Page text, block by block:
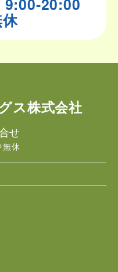
9:00-20:00
ス株式会社
せ
休